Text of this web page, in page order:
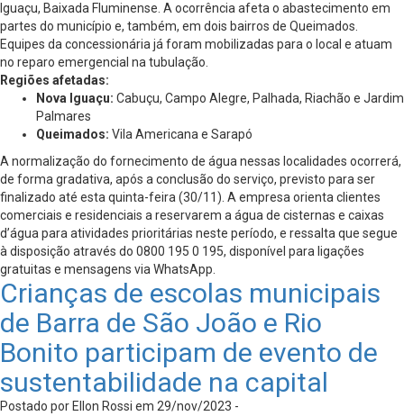
Iguaçu, Baixada Fluminense. A ocorrência afeta o abastecimento em
partes do município e, também, em dois bairros de Queimados.
Equipes da concessionária já foram mobilizadas para o local e atuam
no reparo emergencial na tubulação.
Regiões afetadas:
Nova Iguaçu: Cabuçu, Campo Alegre, Palhada, Riachão e Jardim
Palmares
Queimados: Vila Americana e Sarapó
A normalização do fornecimento de água nessas localidades ocorrerá,
de forma gradativa, após a conclusão do serviço, previsto para ser
finalizado até esta quinta-feira (30/11). A empresa orienta clientes
comerciais e residenciais a reservarem a água de cisternas e caixas
d’água para atividades prioritárias neste período, e ressalta que segue
à disposição através do 0800 195 0 195, disponível para ligações
gratuitas e mensagens via WhatsApp.
Crianças de escolas municipais
de Barra de São João e Rio
Bonito participam de evento de
sustentabilidade na capital
Postado por Ellon Rossi em 29/nov/2023 -